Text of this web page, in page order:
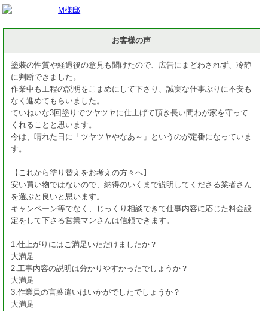
お客様の声
塗装の性質や経過後の意見も聞けたので、広告にまどわされず、冷静
に判断できました。
作業中も工程の説明をこまめにして下さり、誠実な仕事ぶりに不安も
なく進めてもらいました。
ていねいな3回塗りでツヤツヤに仕上げて頂き長い間わが家を守って
くれることと思います。
今は、晴れた日に「ツヤツヤやなあ～」というのが定番になっていま
す。
【これから塗り替えをお考えの方々へ】
安い買い物ではないので、納得のいくまで説明してくださる業者さん
を選ぶと良いと思います。
キャンペーン等でなく、じっくり相談できて仕事内容に応じた料金設
定をして下さる営業マンさんは信頼できます。
1.仕上がりにはご満足いただけましたか？
大満足
2.工事内容の説明は分かりやすかったでしょうか？
大満足
3.作業員の言葉遣いはいかがでしたでしょうか？
大満足